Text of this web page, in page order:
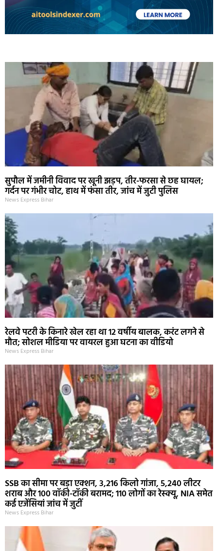
सुपौल में जमीनी विवाद पर खूनी झड़प, तीर-फरसा से छह घायल;
गर्दन पर गंभीर चोट, हाथ में फंसा तीर, जांच में जुटी पुलिस
News Express Bihar
रेलवे पटरी के किनारे खेल रहा था 12 वर्षीय बालक, करंट लगने से
मौत; सोशल मीडिया पर वायरल हुआ घटना का वीडियो
News Express Bihar
SSB का सीमा पर बड़ा एक्शन, 3,216 किलो गांजा, 5,240 लीटर
शराब और 100 वॉकी-टॉकी बरामद; 110 लोगों का रेस्क्यू, NIA समेत
कई एजेंसियां जांच में जुटीं
News Express Bihar